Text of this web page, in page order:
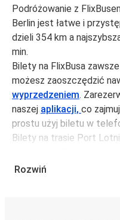
Podróżowanie z
Berlin jest łatwe i
dzieli 354 km a
min.
Bilety na FlixBusa
możesz zaoszczędzić
wyprzedzeniem.
naszej aplikacji, co
prostu użyj biletu w
Bilety na trasie Port
zł, jeśli zarezerwujesz z
Rozwiń